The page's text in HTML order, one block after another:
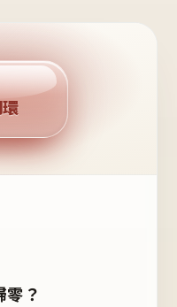
公域流量
？